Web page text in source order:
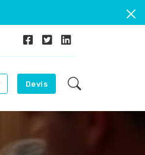
Devis